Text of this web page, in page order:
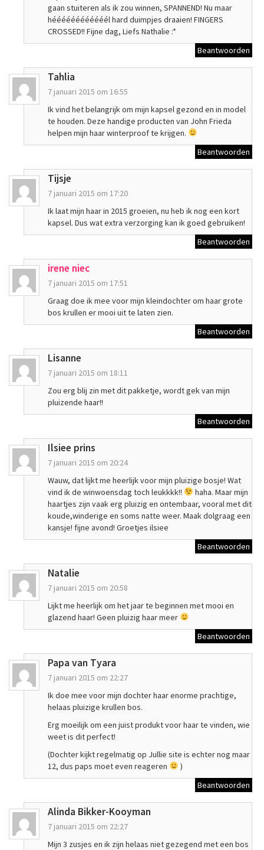
gaan stuiteren als ik zou winnen, SPANNEND! Nu maar
héééééééééééél hard duimpjes draaien! FINGERS
CROSSED!! Fijne dag, Liefs Nathalie :*
Beantwoorden
Tahlia
7 januari 2015 om 16:55
Ik vind het belangrijk om mijn kapsel gezond en in model
te houden. Deze handige producten van John Frieda
helpen mijn haar winterproof te krijgen.
Beantwoorden
Tijsje
7 januari 2015 om 17:20
Ik laat mijn haar in 2015 groeien, nu heb ik nog een kort
kapsel. Dus wat extra verzorging kan ik goed gebruiken!
Beantwoorden
irene niec
7 januari 2015 om 17:51
Graag doe ik mee voor mijn kleindochter om haar grote
bos krullen er mooi uit te laten zien.
Beantwoorden
Lisanne
7 januari 2015 om 18:11
Zou erg blij zin met dit pakketje, wordt gek van mijn
pluizende haar!!
Beantwoorden
Ilsiee prins
7 januari 2015 om 20:24
Wauw, dat lijkt me heerlijk voor mijn pluizige bosje! Wat
vind ik de winwoensdag toch leukkkk!!
haha. Maar mijn
haartjes zijn vaak erg pluizig en ontembaar, vooral met dit
koude,winderige en soms natte weer. Maak dolgraag een
kansje! fijne avond! Groetjes ilsiee
Beantwoorden
Natalie
7 januari 2015 om 20:58
Lijkt me heerlijk om het jaar te beginnen met mooi en
glazend haar! Geen pluizig haar meer
Beantwoorden
Papa van Tyara
7 januari 2015 om 22:27
Ik doe mee voor mijn dochter haar enorme prachtige,
helaas pluizige krullen bos.
Erg moeilijk om een juist produkt voor haar te vinden, wie
weet is dit perfect!
(Dochter kijkt regelmatig op Jullie site is echter nog maar
12, dus paps moet even reageren
)
Beantwoorden
Alinda Bikker-Kooyman
7 januari 2015 om 22:27
Mijn 3 zusjes en ik zijn helaas niet gezegend met een bos